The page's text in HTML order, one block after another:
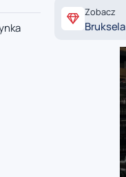
Zobacz
Bruksela